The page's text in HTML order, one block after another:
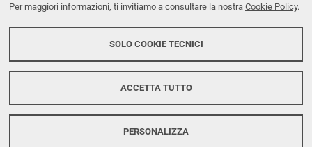
Per maggiori informazioni, ti invitiamo a consultare la nostra Cookie Policy.
SOLO COOKIE TECNICI
ACCETTA TUTTO
PERSONALIZZA
Dichiarazione di accessibilità
Protezione dati personali